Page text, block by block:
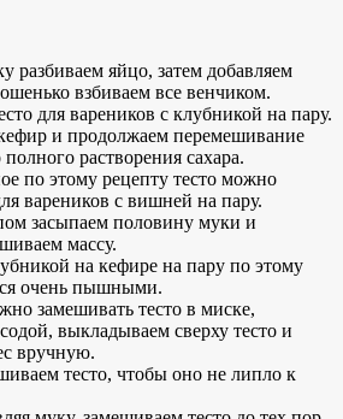
разбиваем яйцо, затем добавляем
взбиваем все венчиком.
и продолжаем перемешивание
растворения сахара.
засыпаем половину муки и
массу.
замешивать тесто в миске,
выкладываем сверху тесто и
вручную.